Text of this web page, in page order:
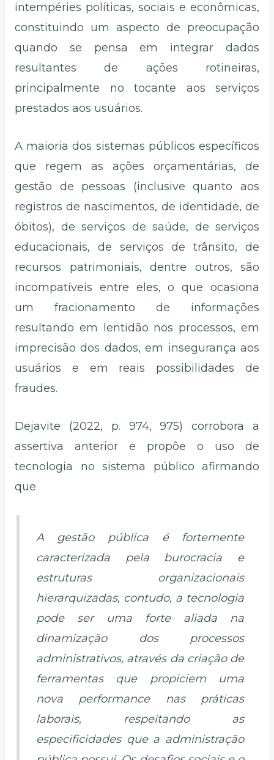
intempéries políticas, sociais e econômicas,
constituindo um aspecto de preocupação
quando se pensa em integrar dados
resultantes de ações rotineiras,
principalmente no tocante aos serviços
prestados aos usuários.
A maioria dos sistemas públicos específicos
que regem as ações orçamentárias, de
gestão de pessoas (inclusive quanto aos
registros de nascimentos, de identidade, de
óbitos), de serviços de saúde, de serviços
educacionais, de serviços de trânsito, de
recursos patrimoniais, dentre outros, são
incompatíveis entre eles, o que ocasiona
um fracionamento de informações
resultando em lentidão nos processos, em
imprecisão dos dados, em insegurança aos
usuários e em reais possibilidades de
fraudes.
Dejavite (2022, p. 974, 975) corrobora a
assertiva anterior e propõe o uso de
tecnologia no sistema público afirmando
que
A gestão pública é fortemente
caracterizada pela burocracia e
estruturas organizacionais
hierarquizadas, contudo, a tecnologia
pode ser uma forte aliada na
dinamização dos processos
administrativos, através da criação de
ferramentas que propiciem uma
nova performance nas práticas
laborais, respeitando as
especificidades que a administração